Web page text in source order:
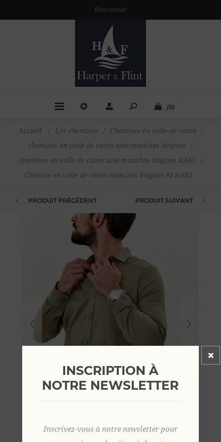
Bienvenue!
(0)
Accueil / Les chemises / Chemises en voile de coton
/
chemises en voile de coton unie manches longues
/
chemises en voile de coton unie manches longues KAKI
/
Chemise en voile de coton manches longues M KAKI
PRODUIT PRÉCÉDENT PRODUIT SUIVANT
INSCRIPTION À
NOTRE NEWSLETTER
Inscrivez-vous à notre newsletter pour